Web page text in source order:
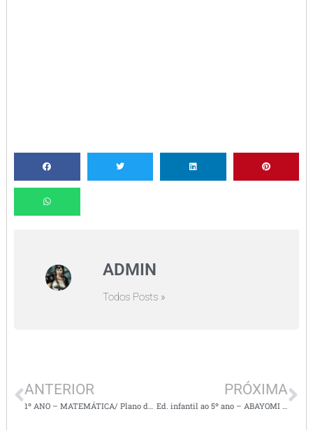
ADMIN
Todos Posts »
ANTERIOR
1º ANO – MATEMÁTICA/ Plano de aula e atividades medidadas de tempo e cálculos variados
PRÓXIMA
Ed. infantil ao 5º ano – ABAYOMI – CONTAÇÃO DE HISTÓRIA/ CONSCIÊNCIA NEGRA